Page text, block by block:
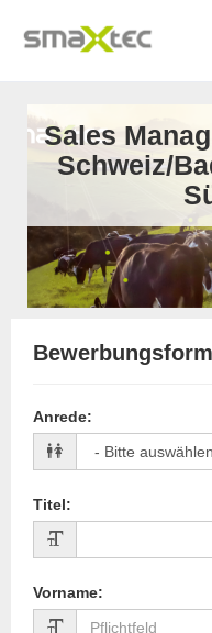
Sales
Schweiz/
Anrede:
Titel:
Vorname: